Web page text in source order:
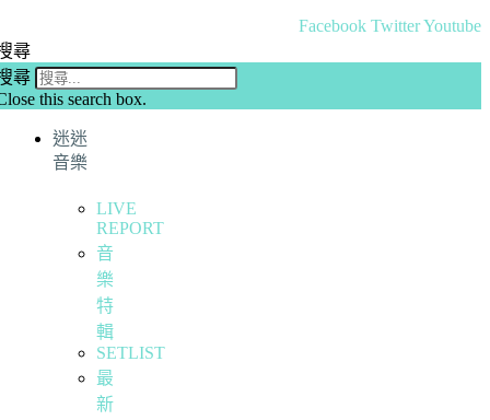
Facebook TwitterYoutube
尋
尋
this search box.
迷迷
音樂
LIVE
REPORT
音
樂
特
輯
SETLIST
最
新